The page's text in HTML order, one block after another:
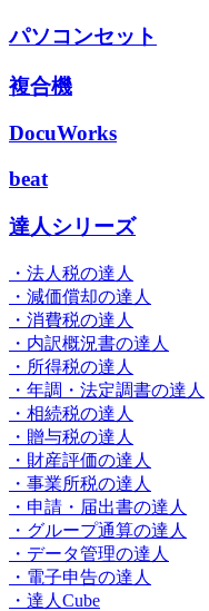
パソコンセット
複合機
DocuWorks
beat
達人シリーズ
・法人税の達人
・減価償却の達人
・消費税の達人
・内訳概況書の達人
・所得税の達人
・年調・法定調書の達人
・相続税の達人
・贈与税の達人
・財産評価の達人
・事業所税の達人
・申請・届出書の達人
・グループ通算の達人
・データ管理の達人
・電子申告の達人
・達人Cube